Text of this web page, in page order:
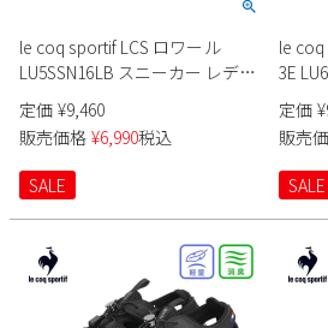
特定商取引法に基づく表示
お問い合わせ
le coq sportif LCS ロワール
LU5SSN16LB スニーカー レディ
ース
定価 ¥9,460
販売価格 ¥6,990税込
SALE
le coq
3E
定価 ¥
販売
SALE